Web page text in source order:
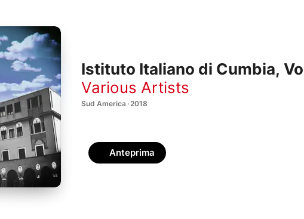
Istituto Italiano di Cumbia,
Various Artists
Sud America · 2018
Anteprima